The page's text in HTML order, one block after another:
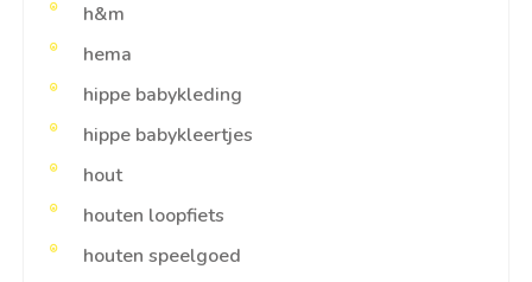
h&m
hema
hippe babykleding
hippe babykleertjes
hout
houten loopfiets
houten speelgoed